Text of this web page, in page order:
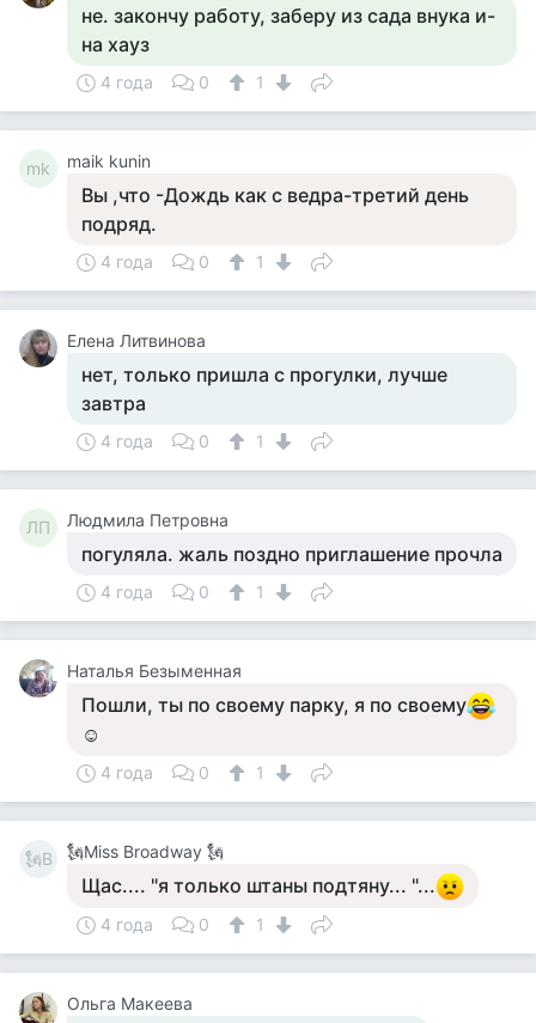
не. закончу работу, заберу из сада внука и-
на хауз
4 года 0 1
mk maik kunin
Вы ,что -Дождь как с ведра-третий день
подряд.
4 года 0 1
Елена Литвинова
нет, только пришла с прогулки, лучше
завтра
4 года 0 1
ЛП Людмила Петровна
погуляла. жаль поздно приглашение прочла
4 года 0 1
Наталья Безыменная
Пошли, ты по своему парку, я по своему
☺
4 года 0 1
🗽B 🗽Miss Broadway 🗽
Щас.... "я только штаны подтяну... "...
4 года 0 1
Ольга Макеева